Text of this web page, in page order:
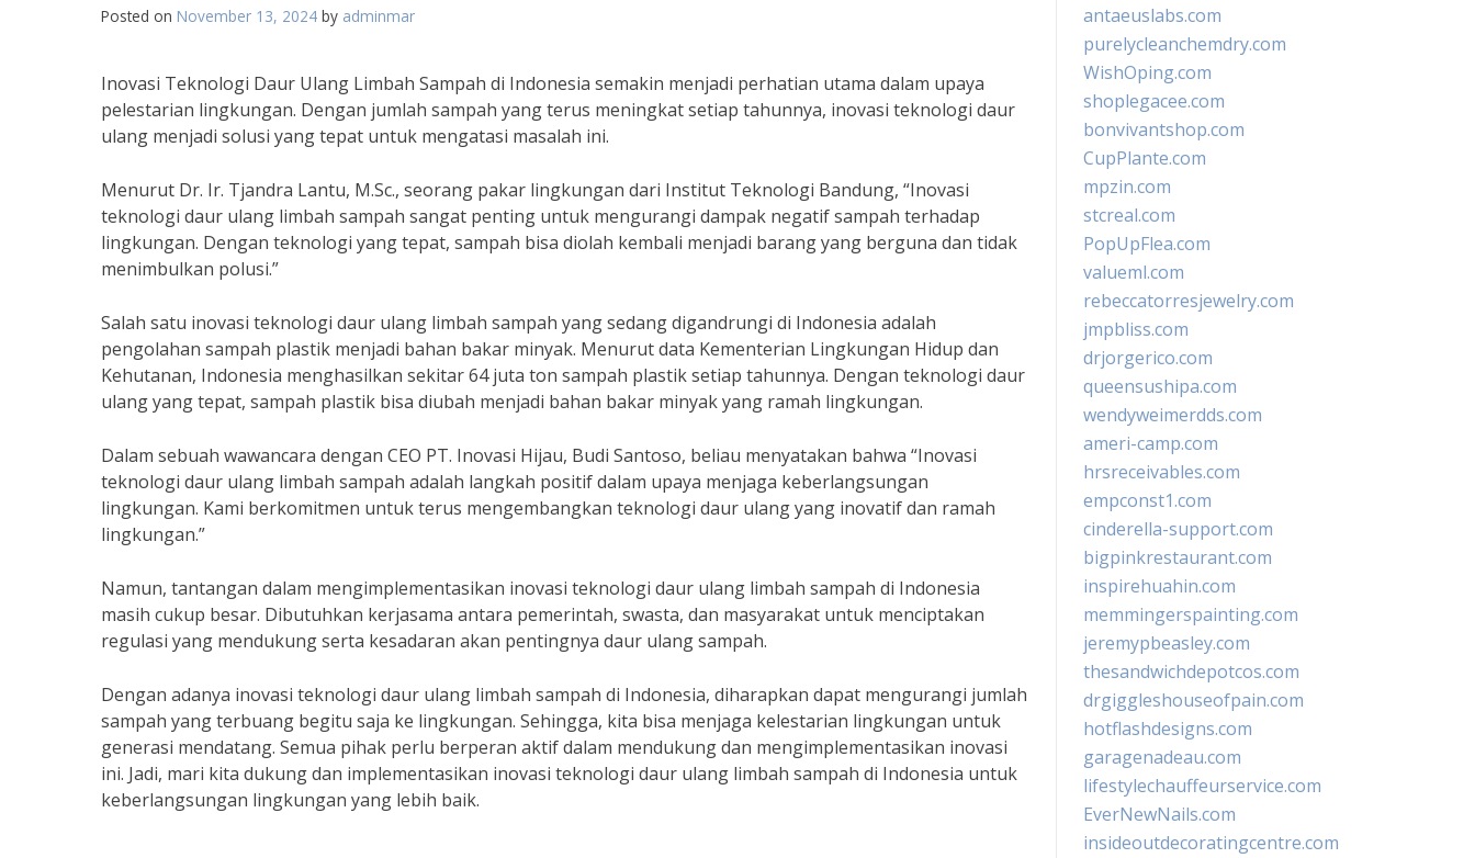
Posted on November 13, 2024 by adminmar
Inovasi Teknologi Daur Ulang Limbah Sampah di Indonesia semakin menjadi perhatian utama dalam upaya
pelestarian lingkungan. Dengan jumlah sampah yang terus meningkat setiap tahunnya, inovasi teknologi daur
ulang menjadi solusi yang tepat untuk mengatasi masalah ini.
Menurut Dr. Ir. Tjandra Lantu, M.Sc., seorang pakar lingkungan dari Institut Teknologi Bandung, “Inovasi
teknologi daur ulang limbah sampah sangat penting untuk mengurangi dampak negatif sampah terhadap
lingkungan. Dengan teknologi yang tepat, sampah bisa diolah kembali menjadi barang yang berguna dan tidak
menimbulkan polusi.”
Salah satu inovasi teknologi daur ulang limbah sampah yang sedang digandrungi di Indonesia adalah
pengolahan sampah plastik menjadi bahan bakar minyak. Menurut data Kementerian Lingkungan Hidup dan
Kehutanan, Indonesia menghasilkan sekitar 64 juta ton sampah plastik setiap tahunnya. Dengan teknologi daur
ulang yang tepat, sampah plastik bisa diubah menjadi bahan bakar minyak yang ramah lingkungan.
Dalam sebuah wawancara dengan CEO PT. Inovasi Hijau, Budi Santoso, beliau menyatakan bahwa “Inovasi
teknologi daur ulang limbah sampah adalah langkah positif dalam upaya menjaga keberlangsungan
lingkungan. Kami berkomitmen untuk terus mengembangkan teknologi daur ulang yang inovatif dan ramah
lingkungan.”
Namun, tantangan dalam mengimplementasikan inovasi teknologi daur ulang limbah sampah di Indonesia
masih cukup besar. Dibutuhkan kerjasama antara pemerintah, swasta, dan masyarakat untuk menciptakan
regulasi yang mendukung serta kesadaran akan pentingnya daur ulang sampah.
Dengan adanya inovasi teknologi daur ulang limbah sampah di Indonesia, diharapkan dapat mengurangi jumlah
sampah yang terbuang begitu saja ke lingkungan. Sehingga, kita bisa menjaga kelestarian lingkungan untuk
generasi mendatang. Semua pihak perlu berperan aktif dalam mendukung dan mengimplementasikan inovasi
ini. Jadi, mari kita dukung dan implementasikan inovasi teknologi daur ulang limbah sampah di Indonesia untuk
keberlangsungan lingkungan yang lebih baik.
antaeuslabs.com
purelycleanchemdry.com
WishOping.com
shoplegacee.com
bonvivantshop.com
CupPlante.com
mpzin.com
stcreal.com
PopUpFlea.com
valueml.com
rebeccatorresjewelry.com
jmpbliss.com
drjorgerico.com
queensushipa.com
wendyweimerdds.com
ameri-camp.com
hrsreceivables.com
empconst1.com
cinderella-support.com
bigpinkrestaurant.com
inspirehuahin.com
memmingerspainting.com
jeremypbeasley.com
thesandwichdepotcos.com
drgiggleshouseofpain.com
hotflashdesigns.com
garagenadeau.com
lifestylechauffeurservice.com
EverNewNails.com
insideoutdecoratingcentre.com